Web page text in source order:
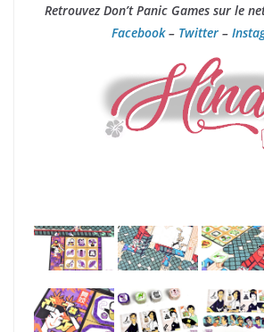
Retrouvez Don’t Panic Games sur le
Facebook– Twitter–